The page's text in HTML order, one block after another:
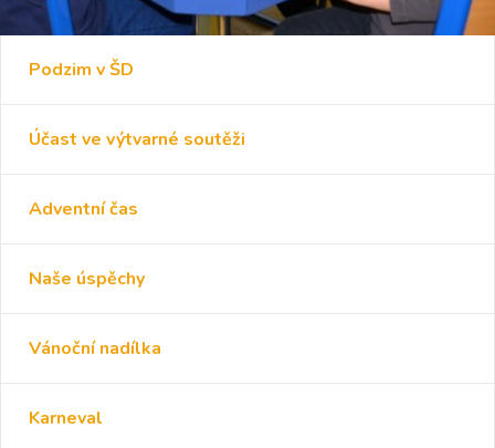
Podzim v ŠD
Účast ve výtvarné soutěži
Adventní čas
Naše úspěchy
Vánoční nadílka
Karneval